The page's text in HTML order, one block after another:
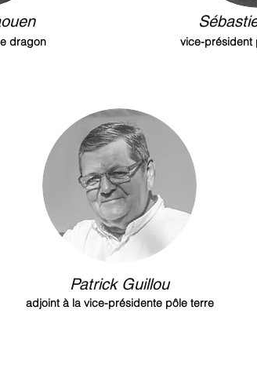
dragon vice-président
Patrick Guillou
adjoint à la vice-présidente pôle terre